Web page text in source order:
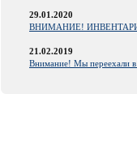
29.01.2020
ВНИМАНИЕ!
21.02.2019
Внимание! Мы переехали